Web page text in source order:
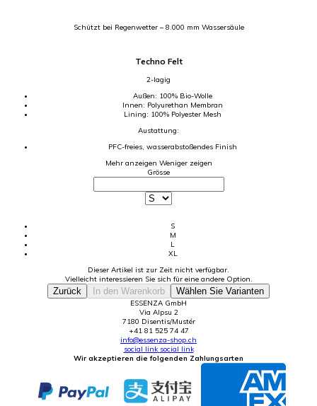
Schützt bei Regenwetter – 8.000 mm Wassersäule
Techno Felt
2-lagig
Außen: 100% Bio-Wolle
Innen: Polyurethan Membran
Lining: 100% Polyester Mesh
Austattung:
PFC-freies, wasserabstoßendes Finish
Mehr anzeigen Weniger zeigen
Grösse
S
M
L
XL
Dieser Artikel ist zur Zeit nicht verfügbar.
Vielleicht interessieren Sie sich für eine andere Option.
Zurück In den Warenkorb Wählen Sie Varianten
ESSENZA GmbH
Via Alpsu 2
7180 Disentis/Mustér
+41 81 525 74 47
info@essenza-shop.ch
social link social link
Wir akzeptieren die folgenden Zahlungsarten